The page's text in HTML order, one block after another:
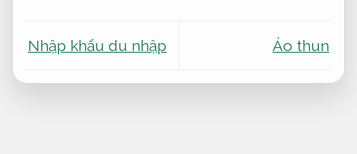
Nhập khẩu du nhập Áo thun